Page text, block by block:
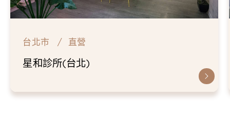
台北市 直營
星和診所(台北)